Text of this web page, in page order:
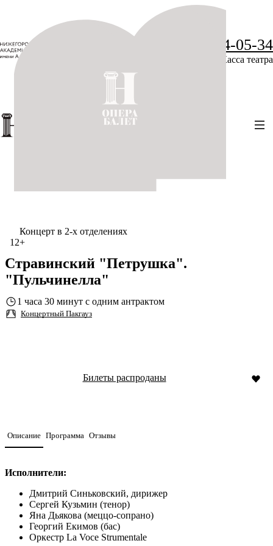
+7 (831) 234-05-34
Касса театра
Концерт в 2-х отделениях
12+
Стравинский "Петрушка".
"Пульчинелла"
1 часа 30 минут с одним антрактом
Концертный Пакгауз
Билеты распроданы
Описание Программа Отзывы
Исполнители:
Дмитрий Синьковский, дирижер
Сергей Кузьмин (тенор)
Яна Дьякова (меццо-сопрано)
Георгий Екимов (бас)
Оркестр La Voce Strumentale